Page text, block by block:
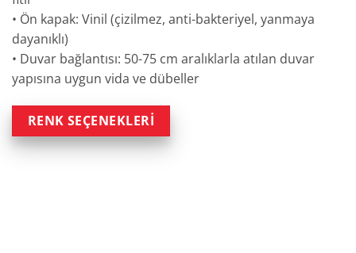
• Ön kapak: Vinil (çizilmez, anti-bakteriyel, yanmaya
dayanıklı)
• Duvar bağlantısı: 50-75 cm aralıklarla atılan duvar
yapısına uygun vida ve dübeller
RENK SEÇENEKLERİ